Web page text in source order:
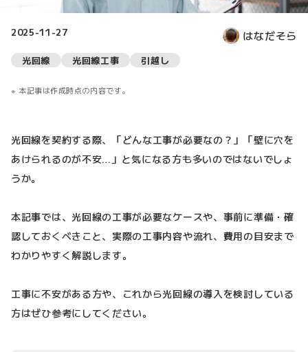
2025-11-27 はなだそら
光回線 光回線工事 引越し
本記事は作成時点の内容です。
光回線を契約する際、「どんな工事が必要なの？」「壁に穴を
あけられるのが不安…」と気になる方も多いのではないでしょ
うか。
本記事では、光回線の工事が必要なケースや、事前に準備・確
認しておくべきこと、実際の工事内容や流れ、費用の目安まで
わかりやすく解説します。
工事に不安がある方や、これから光回線の導入を検討している
方はぜひ参考にしてください。